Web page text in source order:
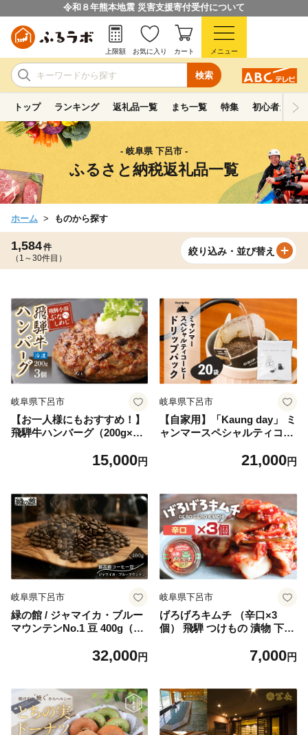
令和８年熊本地震 災害支援寄付受付について
検索
上限額 お気に入り カート メニュー
トップ ランキング 返礼品一覧 まち一覧 特集 初心者ガイド
- 岐阜県 下呂市 -
ふるさと納税返礼品一覧
ホーム ものから探す
1,584件
（1～30件目）
絞り込み・並び替え
岐阜県下呂市
【お一人様にもおすすめ！】
飛騨牛ハンバーグ（200g×3
便利 下呂温泉 ハンバーグ 飛
15,000円
岐阜県下呂市
【自家用】「Kaung day」 ミ
ャンマースペシャルティコー
バッグ
21,000円
岐阜県下呂市
緑の館 / ジャマイカ・ブルー
マウンテンNo.1 豆 400g（20
豆 珈琲 珈琲豆 グリーンハウ
32,000円
岐阜県下呂市
げろげろキムチ （辛口×3
個） 飛騨 つけもの 漬物 下呂
7,000円